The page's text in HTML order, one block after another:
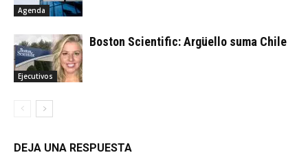
Agenda
Ejecutivos
Boston Scientific: Argüello suma Chile
DEJA UNA RESPUESTA